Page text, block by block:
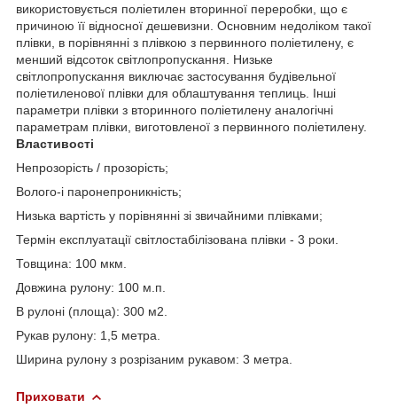
використовується поліетилен вторинної переробки, що є
причиною її відносної дешевизни. Основним недоліком такої
плівки, в порівнянні з плівкою з первинного поліетилену, є
менший відсоток світлопропускання. Низьке
світлопропускання виключає застосування будівельної
поліетиленової плівки для облаштування теплиць. Інші
параметри плівки з вторинного поліетилену аналогічні
параметрам плівки, виготовленої з первинного поліетилену.
Властивості
Непрозорість / прозорість;
Волого-і паронепроникність;
Низька вартість у порівнянні зі звичайними плівками;
Термін експлуатації світлостабілізована плівки - 3 роки.
Товщина: 100 мкм.
Довжина рулону: 100 м.п.
В рулоні (площа): 300 м2.
Рукав рулону: 1,5 метра.
Ширина рулону з розрізаним рукавом: 3 метра.
Приховати